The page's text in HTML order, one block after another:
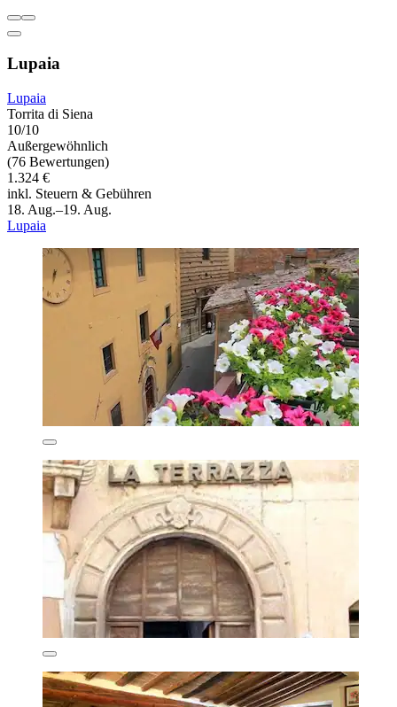
Lupaia
Lupaia
Torrita di Siena
10/10
Außergewöhnlich
(76 Bewertungen)
1.324 €
inkl. Steuern & Gebühren
18. Aug.–19. Aug.
Lupaia